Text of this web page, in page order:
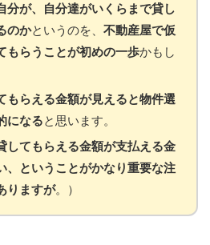
分が、自分達がいくらまで貸し
のかというのを、 不動産屋で仮
もらうことが初めの一歩かもし
もらえる金額が見えると物件選
になると思います。
してもらえる金額が支払える金
、ということがかなり重要な注
りますが。）